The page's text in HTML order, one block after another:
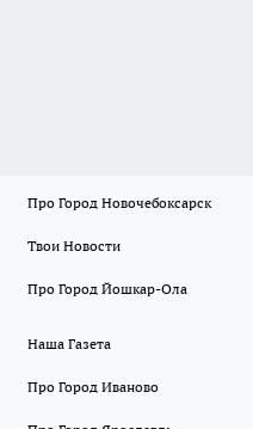
Про Город Новочебоксарск
Твои Новости
Про Город Йошкар-Ола
Наша Газета
Про Город Иваново